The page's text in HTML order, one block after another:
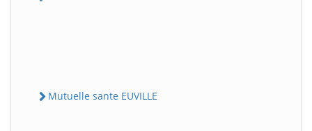
Mutuelle sante EUVILLE